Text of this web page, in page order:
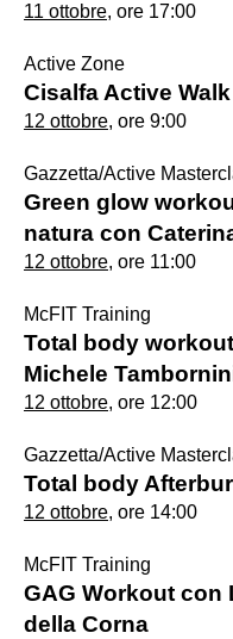
11 ottobre, ore 17:00
Active Zone
Cisalfa Active
12 ottobre, ore 9:00
Gazzetta/Active
Green glow
natura con
12 ottobre, ore 11:00
McFIT Training
Total body
Michele
12 ottobre, ore 12:00
Gazzetta/Active
Total body
12 ottobre, ore 14:00
McFIT Training
GAG Workout con
della Corna